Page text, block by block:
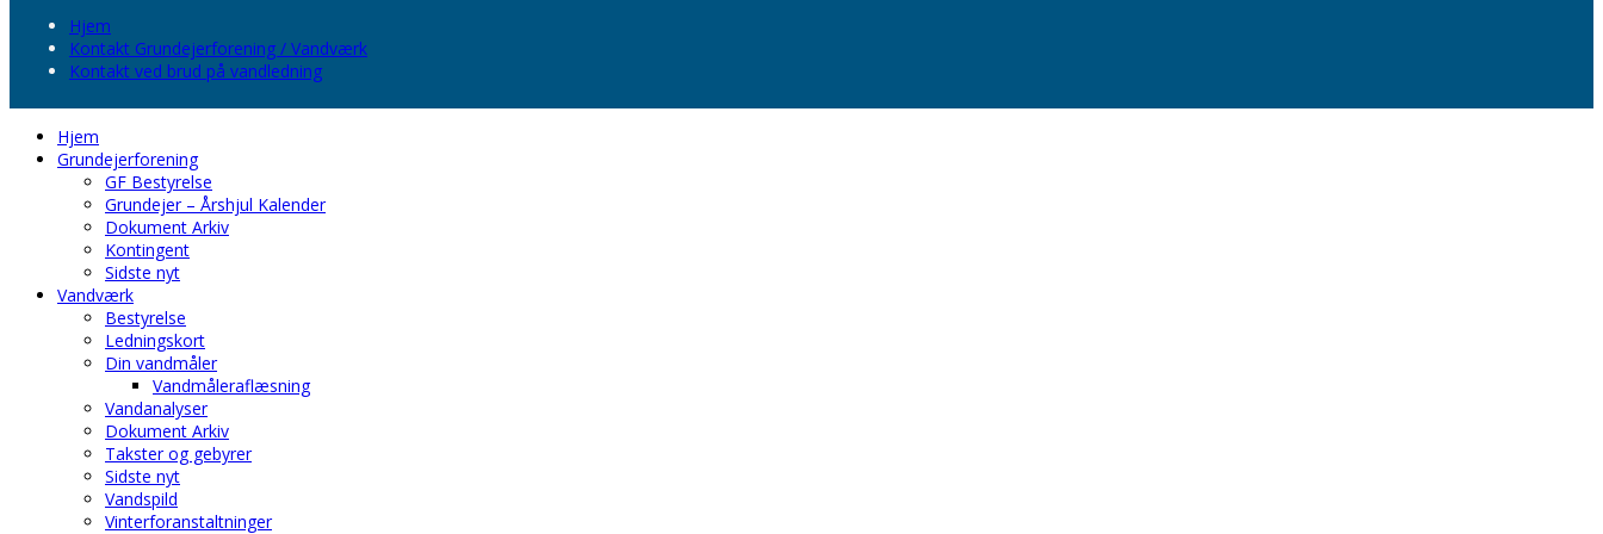
Hjem
Kontakt Grundejerforening / Vandværk
Kontakt ved brud på vandledning
Hjem
Grundejerforening
GF Bestyrelse
Grundejer – Årshjul Kalender
Dokument Arkiv
Kontingent
Sidste nyt
Vandværk
Bestyrelse
Ledningskort
Din vandmåler
Vandmåleraflæsning
Vandanalyser
Dokument Arkiv
Takster og gebyrer
Sidste nyt
Vandspild
Vinterforanstaltninger